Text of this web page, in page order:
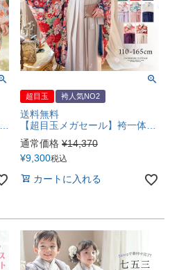
超目玉 袴人気NO2
送料無料
【超目玉メガセール】袴一体型オールインワン 脇ファスナー袴ワンピース 小学生 卒業式 卒園式 七五三 お正月 写真撮影 着付け不要 女の子袴 和装 卒業袴 TAK キャサリンコテージ [在庫限り]
通常価格 ¥14,370
¥9,300税込
カートに入れる